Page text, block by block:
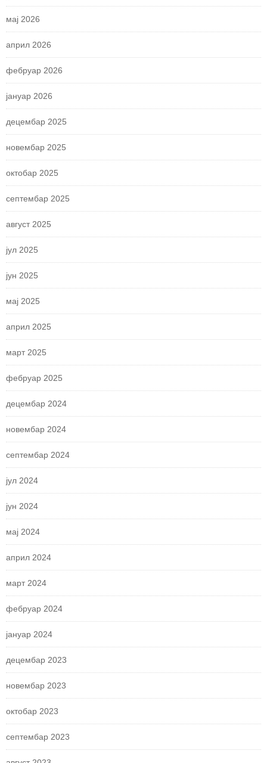
мај 2026
април 2026
фебруар 2026
јануар 2026
децембар 2025
новембар 2025
октобар 2025
септембар 2025
август 2025
јул 2025
јун 2025
мај 2025
април 2025
март 2025
фебруар 2025
децембар 2024
новембар 2024
септембар 2024
јул 2024
јун 2024
мај 2024
април 2024
март 2024
фебруар 2024
јануар 2024
децембар 2023
новембар 2023
октобар 2023
септембар 2023